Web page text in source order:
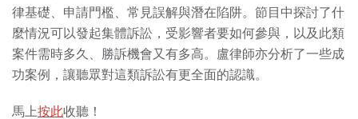
律基礎、申請門檻、常見誤解與潛在陷阱。節目中探討了什
麼情況可以發起集體訴訟，受影響者要如何參與，以及此類
案件需時多久、勝訴機會又有多高。盧律師亦分析了一些成
功案例，讓聽眾對這類訴訟有更全面的認識。
馬上按此收聽！